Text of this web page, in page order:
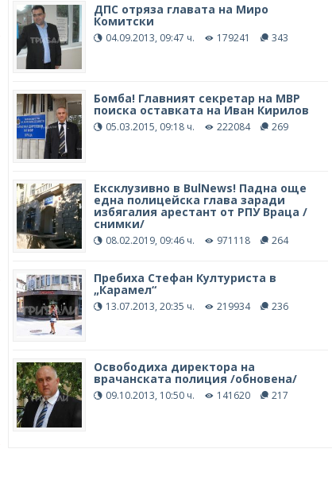
ДПС отряза главата на Миро
Комитски
04.09.2013, 09:47 ч. 179241 343
Бомба! Главният секретар на МВР
поиска оставката на Иван Кирилов
05.03.2015, 09:18 ч. 222084 269
Ексклузивно в BulNews! Падна още
една полицейска глава заради
избягалия арестант от РПУ Враца /
снимки/
08.02.2019, 09:46 ч. 971118 264
Пребиха Стефан Културиста в
„Карамел“
13.07.2013, 20:35 ч. 219934 236
Освободиха директора на
врачанската полиция /обновена/
09.10.2013, 10:50 ч. 141620 217